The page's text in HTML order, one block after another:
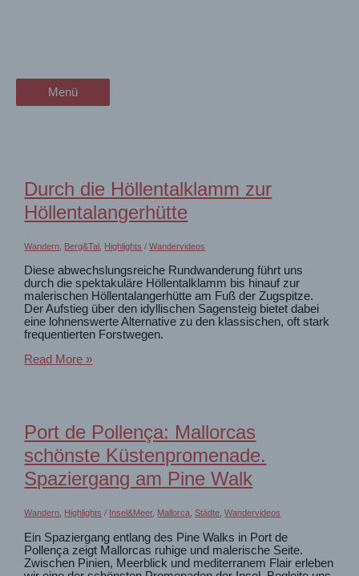
Menü
Menü
@wanderschoen
Durch die Höllentalklamm zur
Höllentalangerhütte
Wandern Berg&Tal Highlights /Wandervideos
Diese abwechslungsreiche Rundwanderung führt uns
durch die spektakuläre Höllentalklamm bis hinauf zur
malerischen Höllentalangerhütte am Fuß der Zugspitze.
Der Aufstieg über den idyllischen Sagensteig bietet dabei
eine lohnenswerte Alternative zu den klassischen, oft stark
frequentierten Forstwegen.
Durch
Read More »
Port de Pollença: Mallorcas
schönste Küstenpromenade.
Spaziergang am Pine Walk
Wandern Highlights / Insel&Meer, Mallorca ,Städte ,Wandervideos
Ein Spaziergang entlang des Pine Walks in Port de
Pollença zeigt Mallorcas ruhige und malerische Seite.
Zwischen Pinien, Meerblick und mediterranem Flair erleben